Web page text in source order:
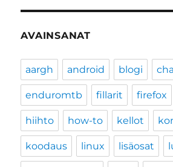
AVAINSANAT
aargh android blogi
enduromtb fillarit firefox
hiihto how-to kellot
koodaus linux lisäosat